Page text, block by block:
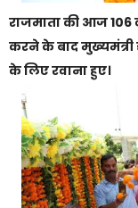
राजमाता की आज 106
करने के बाद मुख्यमंत्री
के लिए रवाना हुए।